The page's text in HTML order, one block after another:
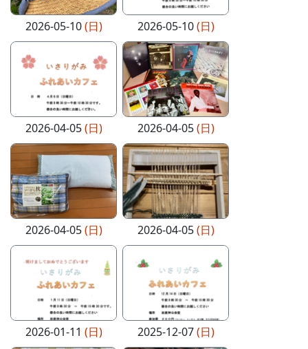
2026-05-10(日) 2026-05-10(日)
2026-04-05(日) 2026-04-05(日)
2026-04-05(日) 2026-04-05(日)
2026-01-11 (日) 2025-12-07(日)